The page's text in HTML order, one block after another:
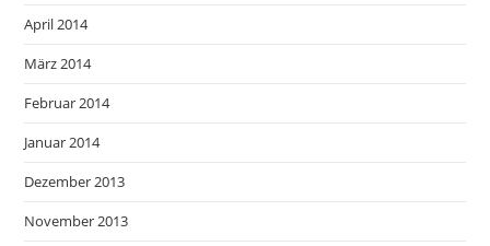
April 2014
März 2014
Februar 2014
Januar 2014
Dezember 2013
November 2013